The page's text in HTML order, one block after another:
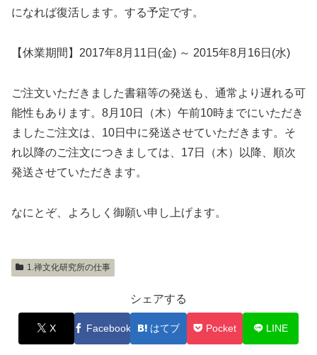
になれば復活します。する予定です。
【休業期間】2017年8月11日(金) ～ 2015年8月16日(水)
ご注文いただきました書籍等の発送も、通常より遅れる可
能性もあります。8月10日（木）午前10時までにいただき
ましたご注文は、10日中に発送させていただきます。そ
れ以降のご注文につきましては、17日（木）以降、順次
発送させていただきます。
なにとぞ、よろしく御願い申し上げます。
1.禅文化研究所の仕事
シェアする
X Facebook はてブ Pocket LINE